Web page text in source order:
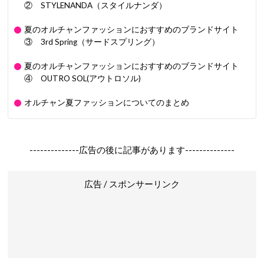
② STYLENANDA（スタイルナンダ）
夏のオルチャンファッションにおすすめのブランドサイト
③ 3rd Spring（サードスプリング）
夏のオルチャンファッションにおすすめのブランドサイト
④ OUTRO SOL(アウトロソル)
オルチャン夏ファッションについてのまとめ
--------------広告の後に記事があります--------------
広告 / スポンサーリンク